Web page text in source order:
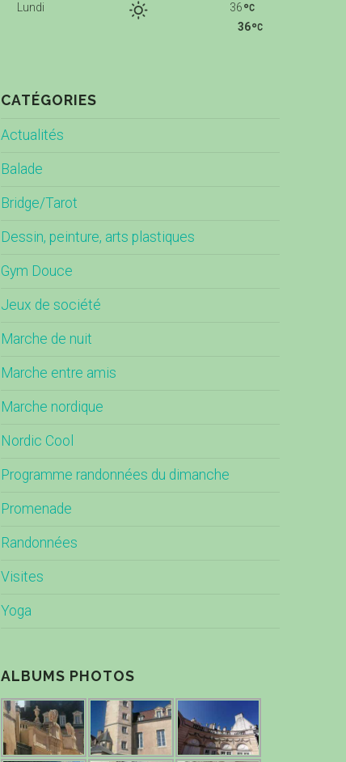
Lundi
36
36
CATÉGORIES
Actualités
Balade
Bridge/Tarot
Dessin, peinture, arts plastiques
Gym Douce
Jeux de société
Marche de nuit
Marche entre amis
Marche nordique
Nordic Cool
Programme randonnées du dimanche
Promenade
Randonnées
Visites
Yoga
ALBUMS PHOTOS